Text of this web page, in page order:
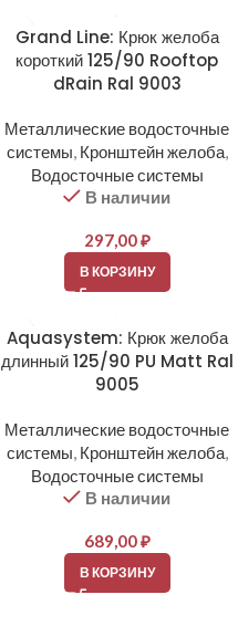
Grand Line: Крюк желоба
короткий 125/90 Rooftop
dRain Ral 9003
Металлические водосточные
системы, Кронштейн желоба,
Водосточные системы
В наличии
297,00₽
В КОРЗИНУ
Aquasystem: Крюк желоба
длинный 125/90 PU Matt Ral
9005
Металлические водосточные
системы, Кронштейн желоба,
Водосточные системы
В наличии
689,00₽
В КОРЗИНУ